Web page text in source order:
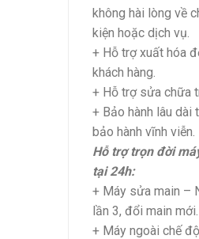
không hài lòng về
kiện hoặc dịch vụ.
+ Hỗ trợ xuất hóa
khách hàng.
+ Hỗ trợ sửa chữa
+ Bảo hành lâu dài
bảo hành vĩnh viễn.
Hỗ trợ trọn đời
tại 24h:
+ Máy sửa main –
lần 3, đổi main mới.
+ Máy ngoài chế